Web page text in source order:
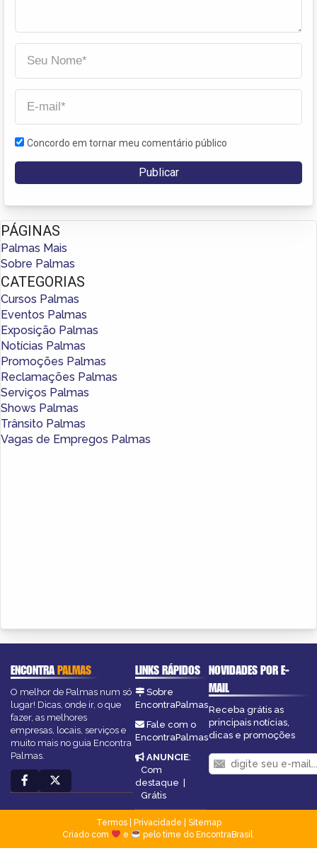
Concordo em tornar meu comentário público
PÁGINAS
Palmas Mais
Sobre Palmas
CATEGORIAS
Cursos Palmas
Eventos Palmas
Exposição Palmas
Notícias Palmas
Promoções Palmas
Reclamações Palmas
Serviços Palmas
Shows Palmas
Trânsito Palmas
Vagas de Empregos Palmas
ENCONTRAPALMAS
O melhor de Palmas num só
lugar! Dicas, onde ir, o que
fazer, as melhores
empresas, locais, serviços e
muito mais no guia Encontra
Palmas.
LINKS RÁPIDOS
Sobre
EncontraPalmas
Fale com o
EncontraPalmas
ANUNCIE:
Com
destaque
Grátis
NOVIDADES POR E-
MAIL
Receba grátis as
principais notícias,
dicas e promoções
Termos| Privacidade
Sitemap
Criado com
e pelo time do EncontraBrasil